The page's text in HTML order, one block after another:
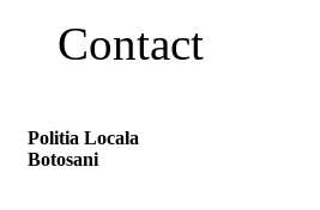
Contact
Politia Locala
Botosani